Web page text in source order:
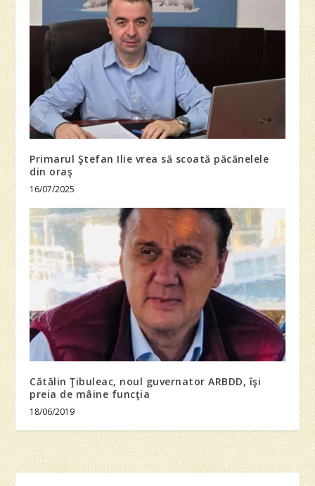
Primarul Ştefan Ilie vrea să scoată păcănelele
din oraş
16/07/2025
Cătălin Ţibuleac, noul guvernator ARBDD, îşi
preia de mâine funcţia
18/06/2019